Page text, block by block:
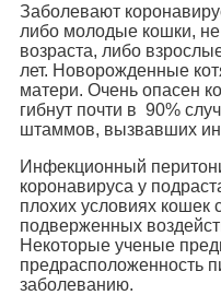
Заболевают
либо молодые кошки, не
возраста, либо
лет. Новорожденные
матери. Очень опасен
гибнут почти в 90%
штаммов, вызвавших
Инфекционный
коронавируса у
плохих условиях
подверженных
Некоторые ученые
предрасположенность
заболеванию.